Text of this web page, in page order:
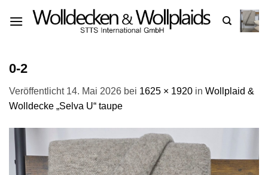
Inhalt
0-2
Veröffentlicht 14. Mai 2026 bei 1625 × 1920 in Wollplaid &
Wolldecke „Selva U“ taupe